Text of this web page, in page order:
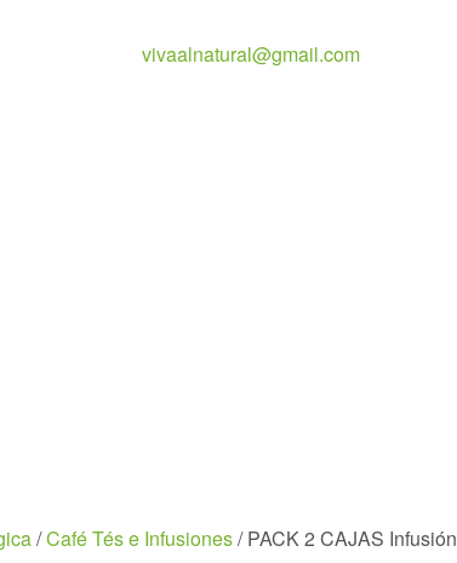
vivaalnatural@gmail.com
/Café Tés e Infusiones/ PACK 2 CAJAS Infusión